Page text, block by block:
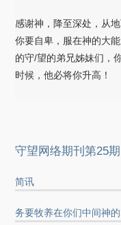
感谢神，降至深处，从
你要自卑，服在神的大
的守/望的弟兄姊妹们，
时候，他必将你升高！
守望网络期刊第25
简讯
务要牧养在你们中间神